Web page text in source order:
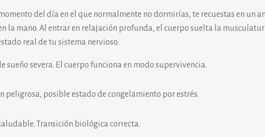
del día en el que normalmente no dormirías, te recuestas en un
la mano. Al entrar en relajación profunda, el cuerpo suelta la
real de tu sistema nervioso.
sueño severa. El cuerpo funciona en modo supervivencia.
peligrosa, posible estado de congelamiento por estrés.
Transición biológica correcta.